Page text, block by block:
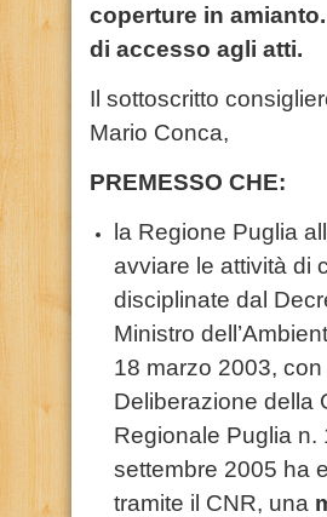
coperture in
di accesso agli atti.
Il sottoscritto
Mario Conca,
PREMESSO CHE:
la Regione Puglia
avviare le attività di
disciplinate dal
Ministro
18 marzo 2003, con
Deliberazione della
Regionale Puglia n.
settembre 2005 ha
tramite il CNR, una